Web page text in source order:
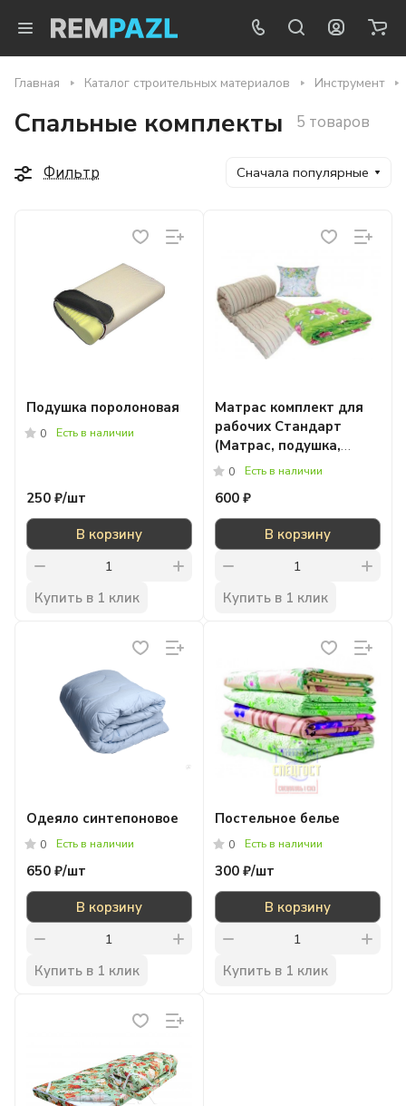
Главная Каталог строительных материалов Инструмент
Спальные комплекты 5 товаров
Фильтр Сначала популярные
Подушка поролоновая
0 Есть в наличии
250 ₽/шт
В корзину
Купить в 1 клик
Матрас комплект для
рабочих Стандарт
(Матрас, подушка,
одеяло)
0 Есть в наличии
600 ₽
В корзину
Купить в 1 клик
Одеяло синтепоновое
0 Есть в наличии
650 ₽/шт
В корзину
Купить в 1 клик
Постельное белье
0 Есть в наличии
300 ₽/шт
В корзину
Купить в 1 клик